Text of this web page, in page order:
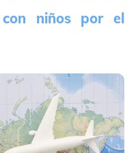
con niños por el